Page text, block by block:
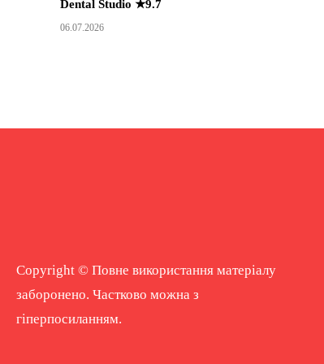
Dental Studio ★9.7
06.07.2026
Copyright © Повне використання матеріалу
заборонено. Частково можна з
гіперпосиланням.